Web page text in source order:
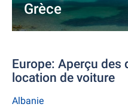
Grèce
Europe: Aperçu des
location de voiture
Albanie